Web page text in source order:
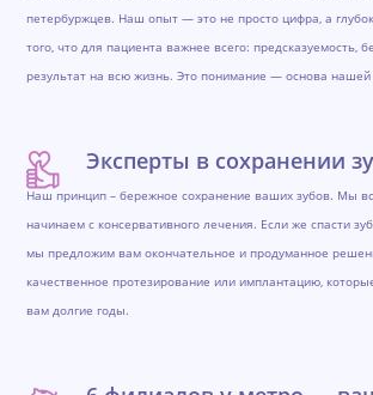
петербуржцев. Наш опыт — это не просто цифра, а
того, что для пациента важнее всего: предсказуемость,
результат на всю жизнь. Это понимание — основа
Эксперты в сохранении
Наш принцип – бережное сохранение ваших зубов. Мы
начинаем с консервативного лечения. Если же спасти
мы предложим вам окончательное и продуманное
качественное протезирование или имплантацию,
вам долгие годы.